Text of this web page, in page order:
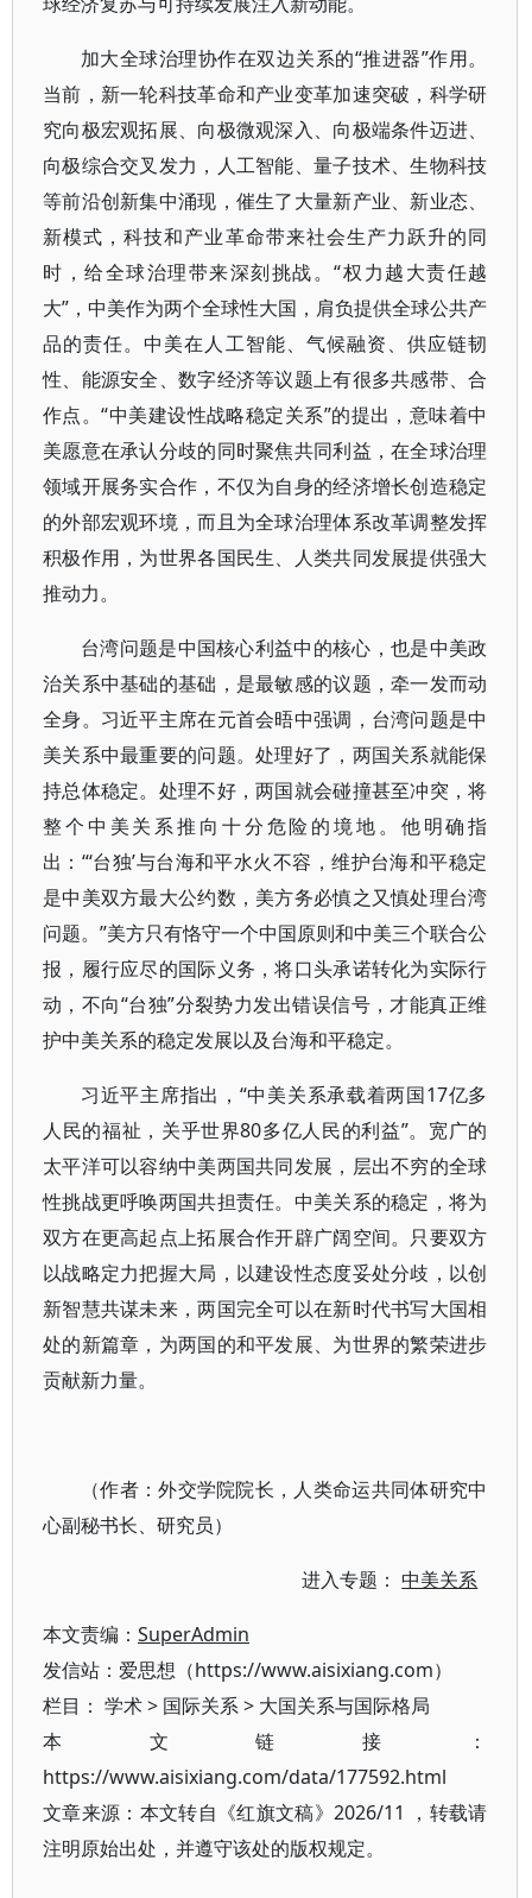
加大全球治理协作在双边关系的“推进器”作用。
当前，新一轮科技革命和产业变革加速突破，科学研
究向极宏观拓展、向极微观深入、向极端条件迈进、
向极综合交叉发力，人工智能、量子技术、生物科技
等前沿创新集中涌现，催生了大量新产业、新业态、
新模式，科技和产业革命带来社会生产力跃升的同
时，给全球治理带来深刻挑战。“权力越大责任越
大”，中美作为两个全球性大国，肩负提供全球公共产
品的责任。中美在人工智能、气候融资、供应链韧
性、能源安全、数字经济等议题上有很多共感带、合
作点。“中美建设性战略稳定关系”的提出，意味着中
美愿意在承认分歧的同时聚焦共同利益，在全球治理
领域开展务实合作，不仅为自身的经济增长创造稳定
的外部宏观环境，而且为全球治理体系改革调整发挥
积极作用，为世界各国民生、人类共同发展提供强大
推动力。
台湾问题是中国核心利益中的核心，也是中美政
治关系中基础的基础，是最敏感的议题，牵一发而动
全身。习近平主席在元首会晤中强调，台湾问题是中
美关系中最重要的问题。处理好了，两国关系就能保
持总体稳定。处理不好，两国就会碰撞甚至冲突，将
整个中美关系推向十分危险的境地。他明确指
出：“‘台独’与台海和平水火不容，维护台海和平稳定
是中美双方最大公约数，美方务必慎之又慎处理台湾
问题。”美方只有恪守一个中国原则和中美三个联合公
报，履行应尽的国际义务，将口头承诺转化为实际行
动，不向“台独”分裂势力发出错误信号，才能真正维
护中美关系的稳定发展以及台海和平稳定。
习近平主席指出，“中美关系承载着两国17亿多
人民的福祉，关乎世界80多亿人民的利益”。宽广的
太平洋可以容纳中美两国共同发展，层出不穷的全球
性挑战更呼唤两国共担责任。中美关系的稳定，将为
双方在更高起点上拓展合作开辟广阔空间。只要双方
以战略定力把握大局，以建设性态度妥处分歧，以创
新智慧共谋未来，两国完全可以在新时代书写大国相
处的新篇章，为两国的和平发展、为世界的繁荣进步
贡献新力量。
（作者：外交学院院长，人类命运共同体研究中
心副秘书长、研究员）
进入专题：中美关系
本文责编： SuperAdmin
发信站：爱思想（https://www.aisixiang.com）
栏目： 学术> 国际关系> 大国关系与国际格局
本文链接：
https://www.aisixiang.com/data/177592.html
文章来源：本文转自《红旗文稿》2026/11 ，转载请
注明原始出处，并遵守该处的版权规定。